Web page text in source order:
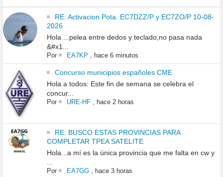
RE: Activacion Pota. EC7DZZ/P y EC7ZO/P 10-08-
2026
Hola ...pelea entre dedos y teclado,no pasa nada
&#x1...
Por EA7KP hace 6 minutos
Concurso municipios españoles CME
Hola a todos: Este fin de semana se celebra el
concur...
Por URE-HF, hace 2 horas
RE: BUSCO ESTAS PROVINCIAS PARA
COMPLETAR TPEA SATELITE
Hola...a mí es la única provincia que me falta en cw y
Por EA7GG, hace 3 horas